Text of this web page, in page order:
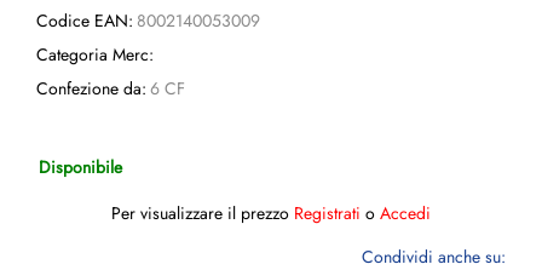
Codice EAN: 8002140053009
Categoria Merc:
Confezione da: 6 CF
Disponibile
Per visualizzare il prezzo Registrati o Accedi
Condividi anche su: